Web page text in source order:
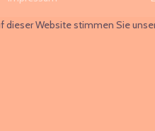
dieser Website stimmen Sie